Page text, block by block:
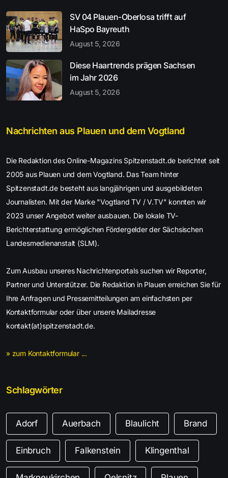
SV 04 Plauen-Oberlosa trifft auf
HaSpo Bayreuth
August 5, 2026
Diese Haartrends prägen Sachsen
im Jahr 2026
August 5, 2026
Nachrichten aus Plauen und dem Vogtland
Die Redaktion des Online-Magazins Spitzenstadt.de berichtet seit
2005 aus Plauen und dem Vogtland. Das Team hinter
Spitzenstadt.de besteht aus langjährigen und ausgebildeten
Journalisten. Mit der Marke "Vogtland TV / V.TV" konnten wir
2023 unser Angebot weiter ausbauen. Die lokale TV-
Berichterstattung ermöglichen Fördergelder der Sächsischen
Landesmedienanstalt (SLM).
Zum Ausbau unseres Nachrichtenportals suchen wir Reporter,
Partner und Unterstützer. Die Redaktion in Plauen erreichen Sie für
Ihre Anfragen und Pressemitteilungen am einfachsten per
Kontaktformular oder über unsere Mailadresse
kontakt(at)spitzenstadt.de.
» zum Kontaktformular ...
Schlagwörter
Adorf Auerbach Blaulicht Brand
Einbruch Falkenstein Klingenthal